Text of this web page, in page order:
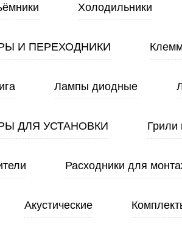
Холодильники
И ПЕРЕХОДНИКИ
Лампы диодные
ДЛЯ УСТАНОВКИ Грили
Расходники для
Акустические